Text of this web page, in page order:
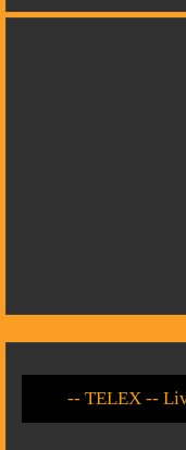
-- Live ---
-- *)^^(* --